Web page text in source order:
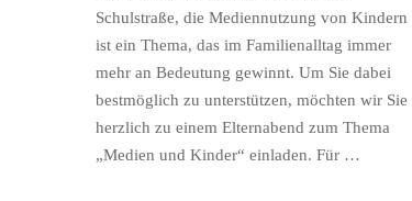
Schulstraße, die Mediennutzung von Kindern
ist ein Thema, das im Familienalltag immer
mehr an Bedeutung gewinnt. Um Sie dabei
bestmöglich zu unterstützen, möchten wir Sie
herzlich zu einem Elternabend zum Thema
„Medien und Kinder“ einladen. Für …